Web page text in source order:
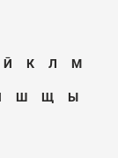
Ӣ К Л М
Ш Щ Ы